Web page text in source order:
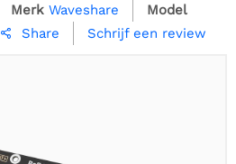
Merk Waveshare
Model
 Share Schrijf een review